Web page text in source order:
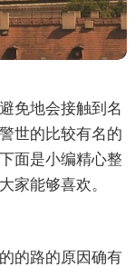
免地会接触到名
世的比较有名的
面是小编精心整
家能够喜欢。
的路的原因确有